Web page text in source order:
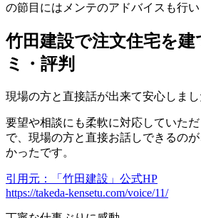
の節目にはメンテのアドバイスも行い
竹田建設で注文住宅を建
ミ・評判
現場の方と直接話が出来て安心しまし
要望や相談にも柔軟に対応していた
で、現場の方と直接お話しできるの
かったです。
引用元：「竹田建設」公式HP
https://takeda-kensetu.com/voice/11/